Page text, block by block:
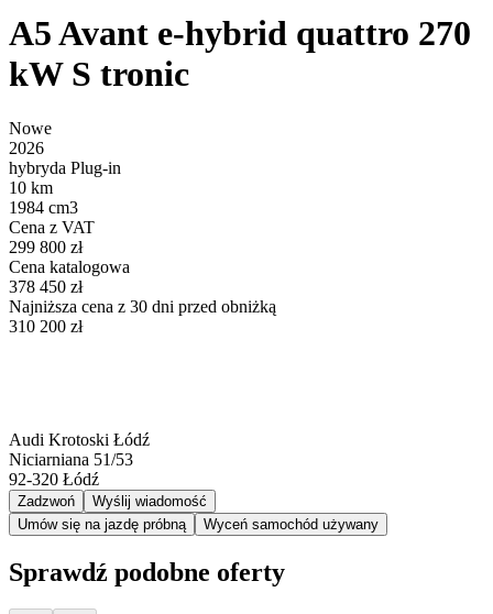
A5 Avant e-hybrid quattro 270
kW S tronic
Nowe
2026
hybryda Plug-in
10 km
1984 cm3
Cena z VAT
299 800 zł
Cena katalogowa
378 450 zł
Najniższa cena z 30 dni przed obniżką
310 200 zł
Audi Krotoski Łódź
Niciarniana 51/53
92-320 Łódź
Zadzwoń
Wyślij wiadomość
Umów się na jazdę próbną
Wyceń samochód używany
Sprawdź podobne oferty